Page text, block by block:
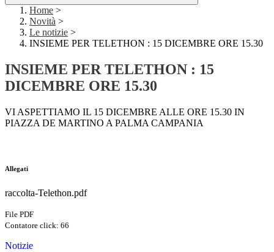
Home >
Novità >
Le notizie >
INSIEME PER TELETHON : 15 DICEMBRE ORE 15.30
INSIEME PER TELETHON : 15
DICEMBRE ORE 15.30
VI ASPETTIAMO IL 15 DICEMBRE ALLE ORE 15.30 IN
PIAZZA DE MARTINO A PALMA CAMPANIA
Allegati
raccolta-Telethon.pdf
File PDF
Contatore click: 66
Notizie